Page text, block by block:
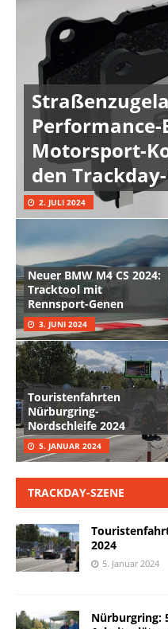
Motorsport-
den
2. JULI 2024
Neuer BMW M4 CS 2024:
Tracktool mit
Rennsport-Genen
3. JUNI 2024
Touristenfahrten
Nürburgring-
Nordschleife 2024
5. JANUAR 2024
TRACKDAY-SZENE
2024
5. Januar 2024
Nürburgring: